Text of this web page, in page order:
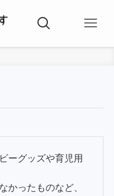
ーグッズや育児用
かったものなど、